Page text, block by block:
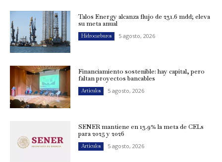
Talos Energy alcanza flujo de 231.6 mdd; eleva
su meta anual
Hidrocarburos 5 agosto, 2026
Financiamiento sostenible: hay capital, pero
faltan proyectos bancables
Artículos 5 agosto, 2026
SENER mantiene en 13.9% la meta de CELs
para 2025 y 2026
Artículos 5 agosto, 2026